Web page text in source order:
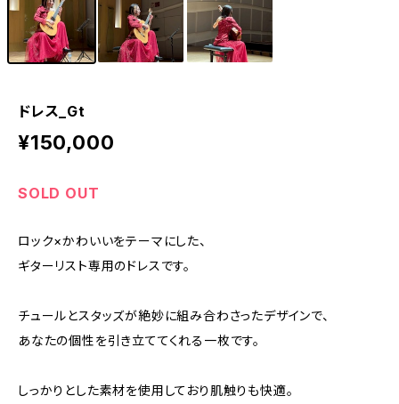
ドレス_Gt
¥150,000
SOLD OUT
ロック×かわいいをテーマにした、
ギターリスト専用のドレスです。
チュールとスタッズが絶妙に組み合わさったデザインで、
あなたの個性を引き立ててくれる一枚です。
しっかりとした素材を使用しており肌触りも快適。